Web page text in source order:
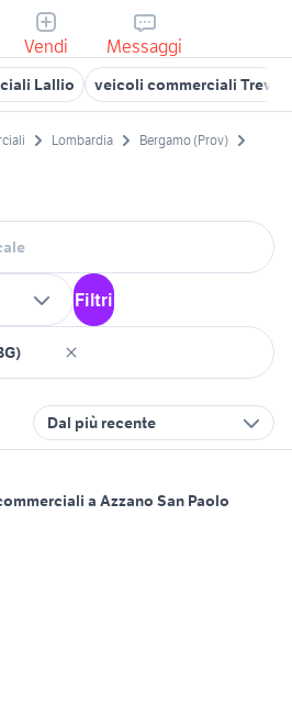
Vendi Messaggi
Lallio veicoli commerciali
Lombardia
Bergamo (Prov)
Filtri
Dal più recente
a Azzano San Paolo